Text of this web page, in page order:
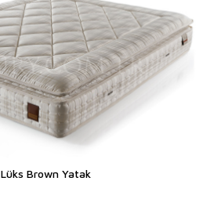
Lüks Brown Yatak